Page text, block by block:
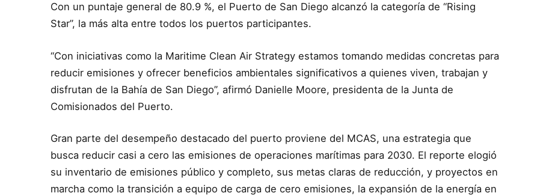
Con un puntaje general de 80.9 %, el Puerto de San Diego alcanzó la categoría de “Rising
Star”, la más alta entre todos los puertos participantes.
“Con iniciativas como la Maritime Clean Air Strategy estamos tomando medidas concretas para
reducir emisiones y ofrecer beneficios ambientales significativos a quienes viven, trabajan y
disfrutan de la Bahía de San Diego”, afirmó Danielle Moore, presidenta de la Junta de
Comisionados del Puerto.
Gran parte del desempeño destacado del puerto proviene del MCAS, una estrategia que
busca reducir casi a cero las emisiones de operaciones marítimas para 2030. El reporte elogió
su inventario de emisiones público y completo, sus metas claras de reducción, y proyectos en
marcha como la transición a equipo de carga de cero emisiones, la expansión de la energía en